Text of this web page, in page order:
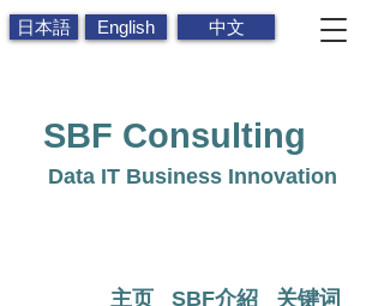
日本語 English 中文
SBF Consulting
Data IT Business Innovation
主页 SBF介紹
关键词